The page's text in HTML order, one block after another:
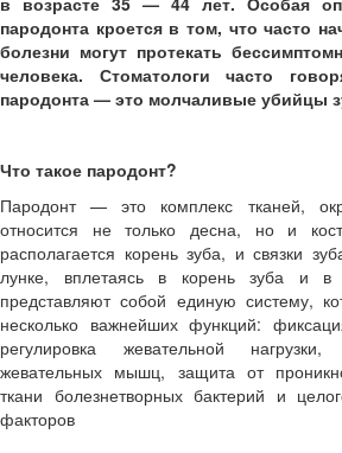
пародонта кроется в том, что часто
болезни могут протекать
человека. Стоматологи часто
пародонта — это молчаливые убийцы
Что такое пародонт?
Пародонт — это комплекс тканей,
относится не только десна, но и
располагается корень зуба, и связки
лунке, вплетаясь в корень зуба и в
представляют собой единую систему,
несколько важнейших функций:
регулировка жевательной
жевательных мышц, защита от
ткани болезнетворных бактерий и
факторов